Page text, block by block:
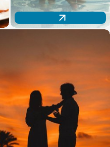
Descubre nuestro espacio wellness